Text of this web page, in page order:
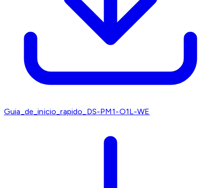
Guia_de_inicio_rapido_DS-PM1-O1L-WE